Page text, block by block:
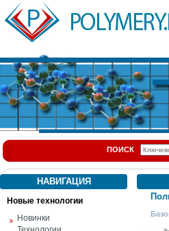
ПОИСК
НАВИГАЦИЯ
Новые технологии
Новинки